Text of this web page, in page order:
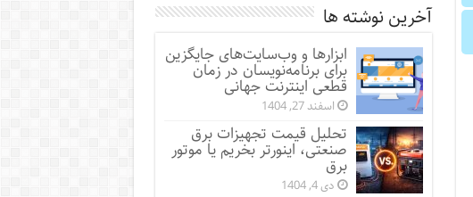
آخرین نوشته ها
ابزارها و وب‌سایت‌های جایگزین
برای برنامه‌نویسان در زمان
قطعی اینترنت جهانی
اسفند 27, 1404
تحلیل قیمت تجهیزات برق
صنعتی، اینورتر بخریم یا موتور
برق
دی 4, 1404